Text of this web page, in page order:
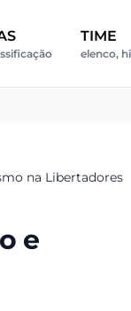
TIME
elenco,
na Libertadores
e